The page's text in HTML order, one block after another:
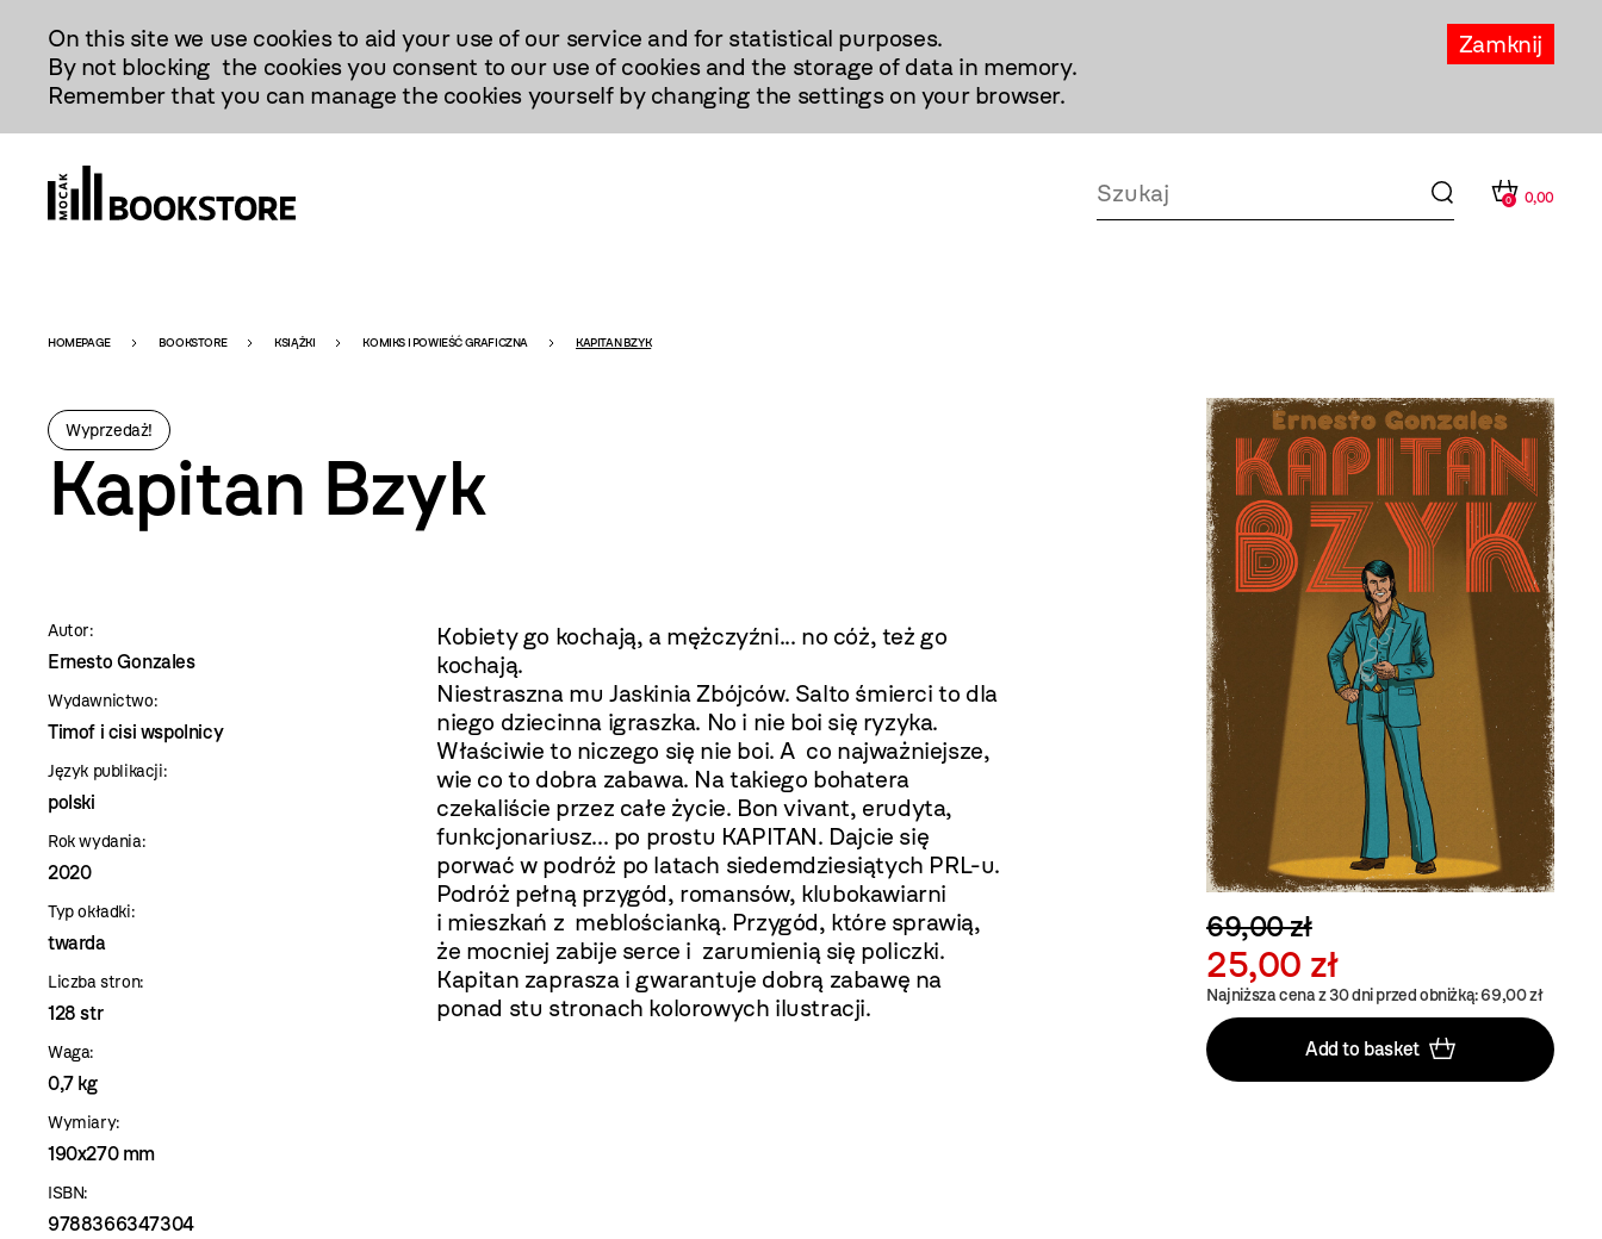
Treści
Zamknij
On this site we use cookies to aid your use of our service and for statistical purposes.
By not blocking the cookies you consent to our use of cookies and the storage of data in memory.
Remember that you can manage the cookies yourself by changing the settings on your browser.
0 0,00
Bookstore
-
szablon
szczegóły
HOMEPAGE BOOKSTORE KSIĄŻKI KOMIKS I POWIEŚĆ GRAFICZNA KAPITAN BZYK
Wyprzedaż!
Kapitan Bzyk
Autor:
Ernesto Gonzales
Wydawnictwo:
Timof i cisi wspolnicy
Język publikacji:
polski
Rok wydania:
2020
Typ okładki:
twarda
Liczba stron:
128 str
Waga:
0,7 kg
Wymiary:
190x270 mm
ISBN:
9788366347304
Kobiety go kochają, a mężczyźni... no cóż, też go
kochają.
Niestraszna mu Jaskinia Zbójców. Salto śmierci to dla
niego dziecinna igraszka. No i nie boi się ryzyka.
Właściwie to niczego się nie boi. A co najważniejsze,
wie co to dobra zabawa. Na takiego bohatera
czekaliście przez całe życie. Bon vivant, erudyta,
funkcjonariusz... po prostu KAPITAN. Dajcie się
porwać w podróż po latach siedemdziesiątych PRL-u.
Podróż pełną przygód, romansów, klubokawiarni
i mieszkań z meblościanką. Przygód, które sprawią,
że mocniej zabije serce i zarumienią się policzki.
Kapitan zaprasza i gwarantuje dobrą zabawę na
ponad stu stronach kolorowych ilustracji.
69,00 zł
25,00 zł
Najniższa cena z 30 dni przed obniżką: 69,00 zł
Add to basket